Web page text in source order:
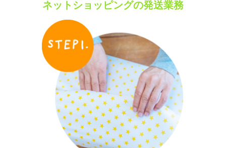
ネットショッピングの発送業務